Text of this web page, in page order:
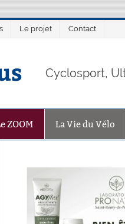
Le projet Contact
Cyclosport,
ZOOM La Vie du Vélo